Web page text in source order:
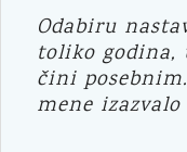
Odabiru
toliko godina,
čini
mene